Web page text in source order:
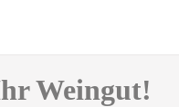
Weingut!